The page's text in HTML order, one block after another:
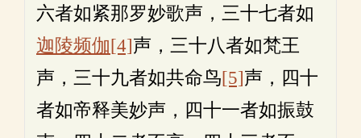
六者如紧那罗妙歌声，三十七者如
迦陵频伽[4]声，三十八者如梵王
声，三十九者如共命鸟[5]声，四十
者如帝释美妙声，四十一者如振鼓